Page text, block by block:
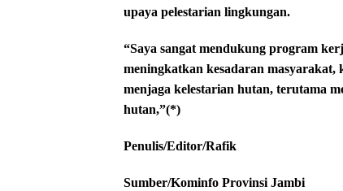
upaya pelestarian lingkungan.
“Saya sangat mendukung program
meningkatkan kesadaran masyarakat,
menjaga kelestarian hutan, terutama
hutan,”(*)
Penulis/Editor/Rafik
Sumber/Kominfo Provinsi Jambi